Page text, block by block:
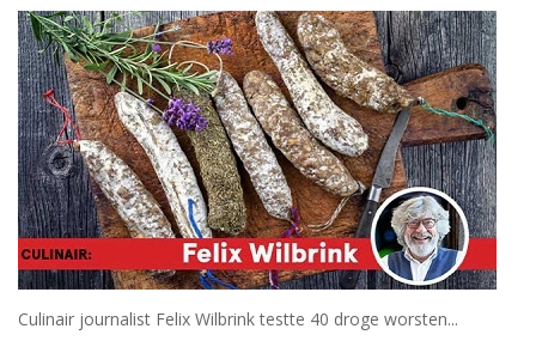
Culinair journalist Felix Wilbrink testte 40 droge worsten...